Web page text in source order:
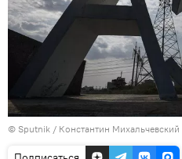
© Sputnik / Константин Михальчевский